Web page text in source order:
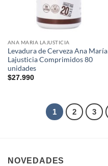
ANA MARIA LAJUSTICIA
Levadura de Cerveza Ana María
Lajusticia Comprimidos 80
unidades
$27.990
1 2 3
NOVEDADES